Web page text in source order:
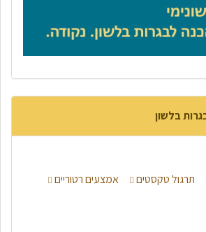
בלשון
תרגול טקסטים אמצעים רטוריים